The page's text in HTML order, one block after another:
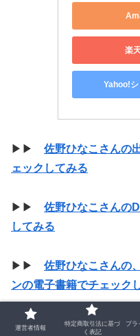
楽
Yahoo!
▶▶ 佐野ひなこさんの
ェックしてみる
▶▶ 佐野ひなこさんの
してみる
▶▶ 佐野ひなこさんの
ンの電子書籍でチェック
運営者情報
特定商取引法に基づ
く表記
プラ